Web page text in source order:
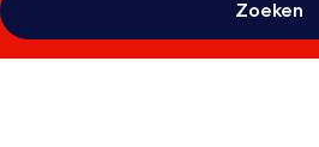
Zoeken